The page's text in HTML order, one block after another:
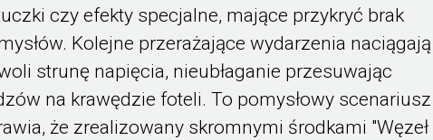
czy efekty specjalne, mające przykryć brak
Kolejne przerażające wydarzenia naciągają
strunę napięcia, nieubłaganie przesuwając
na krawędzie foteli. To pomysłowy scenariusz
że zrealizowany skromnymi środkami "Węzeł